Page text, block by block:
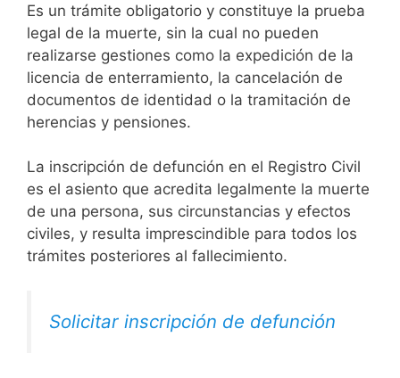
Es un trámite obligatorio y constituye la prueba
legal de la muerte, sin la cual no pueden
realizarse gestiones como la expedición de la
licencia de enterramiento, la cancelación de
documentos de identidad o la tramitación de
herencias y pensiones.
La inscripción de defunción en el Registro Civil
es el asiento que acredita legalmente la muerte
de una persona, sus circunstancias y efectos
civiles, y resulta imprescindible para todos los
trámites posteriores al fallecimiento.
Solicitar inscripción de defunción